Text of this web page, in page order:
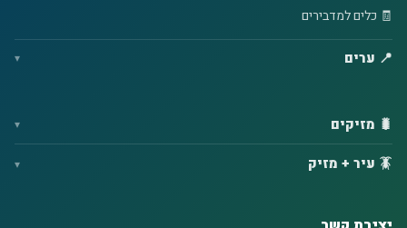
🧾 כלים למדבירים
📍 ערים
🐛 מזיקים
🪳 עיר + מזיק